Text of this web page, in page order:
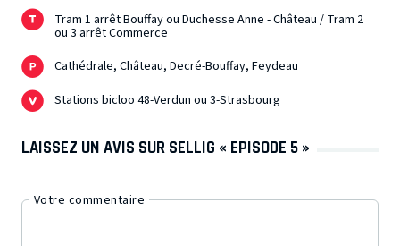
Tram 1 arrêt Bouffay ou Duchesse Anne - Château / Tram 2
ou 3 arrêt Commerce
Cathédrale, Château, Decré-Bouffay, Feydeau
Stations bicloo 48-Verdun ou 3-Strasbourg
LAISSEZ UN AVIS SUR SELLIG « EPISODE 5 »
Votre commentaire